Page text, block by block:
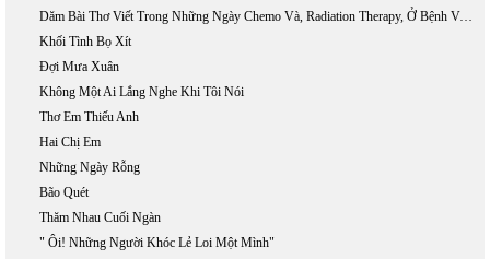
Dăm Bài Thơ Viết Trong Những Ngày Chemo Và, Radiation Therapy, Ở Bệnh Viện Fountain Valley.
Khối Tình Bọ Xít
Đợi Mưa Xuân
Không Một Ai Lắng Nghe Khi Tôi Nói
Thơ Em Thiếu Anh
Hai Chị Em
Những Ngày Rỗng
Bão Quét
Thăm Nhau Cuối Ngàn
" Ôi! Những Người Khóc Lẻ Loi Một Mình"